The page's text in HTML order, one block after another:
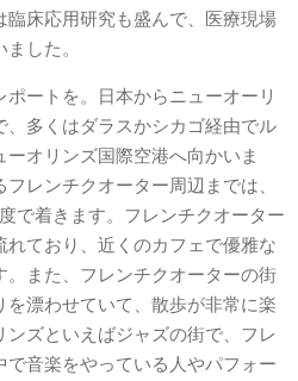
臨床応用研究も盛んで、医療現場
した。
ートを。日本からニューオーリ
、多くはダラスかシカゴ経由でル
オリンズ国際空港へ向かいま
レンチクオーター周辺までは、
で着きます。フレンチクオーター
ており、近くのカフェで優雅な
また、フレンチクオーターの街
漂わせていて、散歩が非常に楽
ンズといえばジャズの街で、フレ
で音楽をやっている人やパフォー